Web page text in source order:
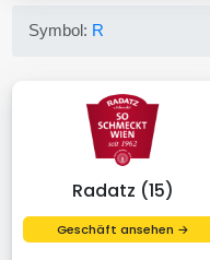
Symbol: R
Radatz (15)
Geschäft ansehen →